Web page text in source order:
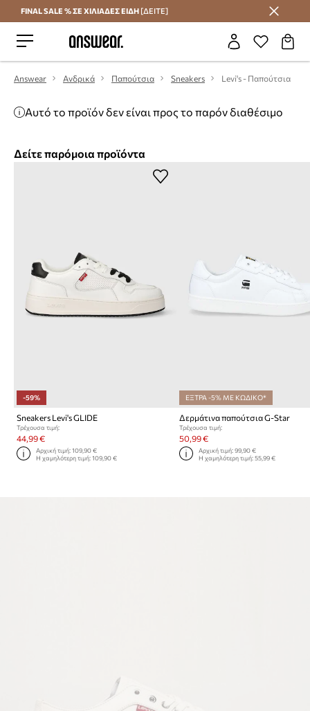
Εξοικονομήστε με το Answear Club
FINAL SALE % ΣΕ ΧΙΛΙΑΔΕΣ ΕΙΔΗ [ΔΕΙΤΕ]
Answear Ανδρικά Παπούτσια Sneakers Levi's - Παπούτσια
Αυτό το προϊόν δεν είναι προς το παρόν διαθέσιμο
Δείτε παρόμοια προϊόντα
-59%
Sneakers Levi's GLIDE
Τρέχουσα τιμή:
44,99 €
Αρχική τιμή:109,90 €
Η χαμηλότερη τιμή:109,90 €
ΕΞΤΡΑ -5% ΜΕ ΚΩΔΙΚΟ*
Δερμάτινα παπούτσια G-Star
Τρέχουσα τιμή:
50,99 €
Αρχική τιμή: 99,90 €
Η χαμηλότερη τιμή: 55,99 €